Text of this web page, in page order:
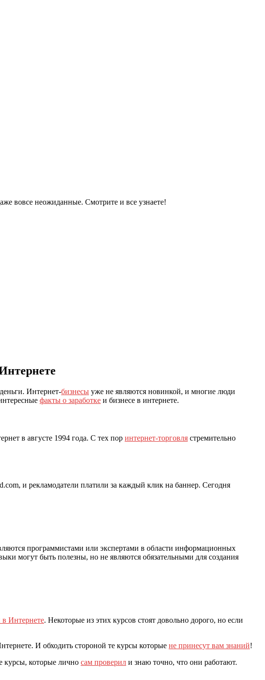
вовсе неожиданные. Смотрите и все узнаете!
Интернет-бизнесы уже не являются новинкой, и многие люди
факты о заработке и бизнесе в интернете.
в августе 1994 года. С тех пор интернет-торговля стремительно
и рекламодатели платили за каждый клик на баннер. Сегодня
программистами или экспертами в области информационных
могут быть полезны, но не являются обязательными для создания
в Интернете. Некоторые из этих курсов стоят довольно дорого, но если
И обходить стороной те курсы которые не принесут вам знаний!
курсы, которые лично сам проверил и знаю точно, что они работают.